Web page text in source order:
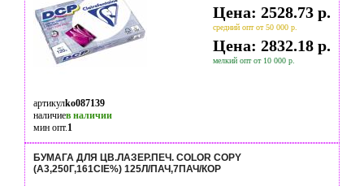
Цена: 2528.73 р.
средний опт от 50 000 р.
Цена: 2832.18 р.
мелкий опт от 10 000 р.
артикулko087139
наличиев наличии
мин опт.1
БУМАГА ДЛЯ ЦВ.ЛАЗЕР.ПЕЧ. COLOR COPY
(А3,250Г,161CIE%) 125Л/ПАЧ,7ПАЧ/КОР